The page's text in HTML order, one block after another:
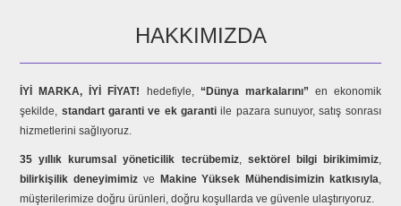
HAKKIMIZDA
İYİ MARKA, İYİ FİYAT! hedefiyle, “Dünya markalarını” en ekonomik
şekilde, standart garanti ve ek garanti ile pazara sunuyor, satış sonrası
hizmetlerini sağlıyoruz.
35 yıllık kurumsal yöneticilik tecrübemiz, sektörel bilgi birikimimiz,
bilirkişilik deneyimimiz ve Makine Yüksek Mühendisimizin katkısıyla,
müşterilerimize doğru ürünleri, doğru koşullarda ve güvenle ulaştırıyoruz.